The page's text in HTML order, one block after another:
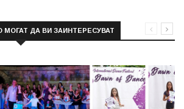
МОГАТ ДА ВИ ЗАИНТЕРЕСУВАТ